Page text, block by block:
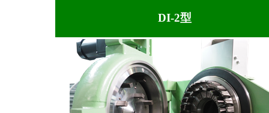
DI-2型